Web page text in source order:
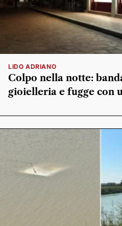
LIDO ADRIANO
Colpo nella notte:
gioielleria e fugge con